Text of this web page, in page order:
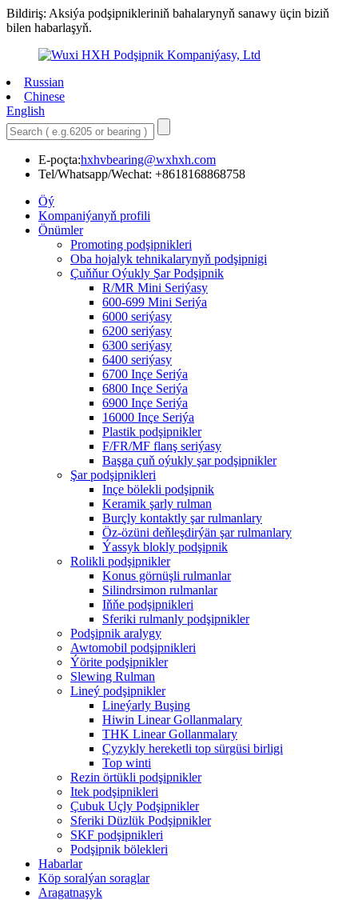
Bildiriş: Aksiýa podşipnikleriniň bahalarynyň sanawy üçin biziň
bilen habarlaşyň.
Russian
Chinese
English
E-poçta:hxhvbearing@wxhxh.com
Tel/Whatsapp/Wechat: +8618168868758
Öý
Kompaniýanyň profili
Önümler
Promoting podşipnikleri
Oba hojalyk tehnikalarynyň podşipnigi
Çuňňur Oýukly Şar Podşipnik
R/MR Mini Seriýasy
600-699 Mini Seriýa
6000 seriýasy
6200 seriýasy
6300 seriýasy
6400 seriýasy
6700 Inçe Seriýa
6800 Inçe Seriýa
6900 Inçe Seriýa
16000 Inçe Seriýa
Plastik podşipnikler
F/FR/MF flanş seriýasy
Başga çuň oýukly şar podşipnikler
Şar podşipnikleri
Inçe bölekli podşipnik
Keramik şarly rulman
Burçly kontaktly şar rulmanlary
Öz-özüni deňleşdirýän şar rulmanlary
Ýassyk blokly podşipnik
Rolikli podşipnikler
Konus görnüşli rulmanlar
Silindrsimon rulmanlar
Iňňe podşipnikleri
Sferiki rulmanly podşipnikler
Podşipnik aralygy
Awtomobil podşipnikleri
Ýörite podşipnikler
Slewing Rulman
Lineý podşipnikler
Lineýarly Buşing
Hiwin Linear Gollanmalary
THK Linear Gollanmalary
Çyzykly hereketli top sürgüsi birligi
Top winti
Rezin örtükli podşipnikler
Itek podşipnikleri
Çubuk Uçly Podşipnikler
Sferiki Düzlük Podşipnikler
SKF podşipnikleri
Podşipnik bölekleri
Habarlar
Köp soralýan soraglar
Aragatnaşyk